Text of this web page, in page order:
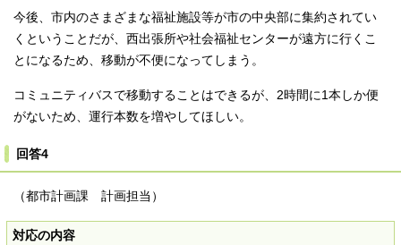
今後、市内のさまざまな福祉施設等が市の中央部に集約されてい
くということだが、西出張所や社会福祉センターが遠方に行くこ
とになるため、移動が不便になってしまう。
コミュニティバスで移動することはできるが、2時間に1本しか便
がないため、運行本数を増やしてほしい。
回答4
（都市計画課 計画担当）
対応の内容